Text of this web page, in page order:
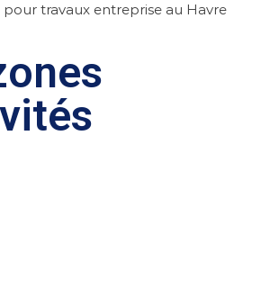
pour travaux entreprise au Havre